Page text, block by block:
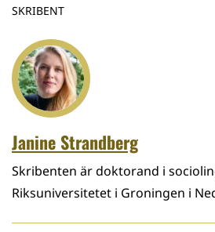
SKRIBENT
Janine Strandberg
Skribenten är doktorand i
Riksuniversitetet i Groningen i